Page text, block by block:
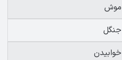
موش
جنگل
خوابیدن